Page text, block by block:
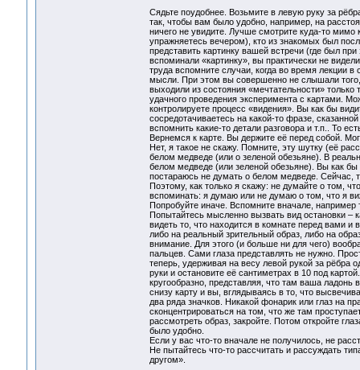
Сядьте поудобнее. Возьмите в левую руку за
так, чтобы вам было удобно, например, на
ничего не увидите. Лучше смотрите куда-то
упражняетесь вечером), кто из знакомых был
представить картинку вашей встречи (где был
вспоминали «картинку», вы практически не
труда вспомните случаи, когда во время лекции
мысли. При этом вы совершенно не слышали того,
выходили из состояния «мечтательности» только
удачного проведения эксперимента с картами.
контролируете процесс «видения». Вы как бы
сосредотачиваетесь на какой-то фразе,
вспомнить какие-то детали разговора и т.п.. То
Вернемся к карте. Вы держите её перед собой.
Нет, я такое не скажу. Помните, эту шутку (её
белом медведе (или о зеленой обезьяне). В
белом медведе (или зеленой обезьяне). Вы как
постараюсь не думать о белом медведе. Сейчас,
Поэтому, как только я скажу: не думайте о том,
вспоминать: я думаю или не думаю о том, что я
Попробуйте иначе. Вспомните вначале,
Попытайтесь мысленно вызвать вид остановки –
видеть то, что находится в комнате перед вами
либо на реальный зрительный образ, либо на
внимание. Для этого (и больше ни для чего)
пальцев. Сами глаза представлять не нужно.
теперь, удерживая на весу левой рукой за рёбра
руки и остановите её сантиметрах в 10 под
кругообразно, представляя, что там ваша
снизу карту и вы, вглядываясь в то, что
два ряда значков. Никакой фонарик или глаз на
сконцентрироваться на том, что же там
рассмотреть образ, закройте. Потом откройте
было удобно.
Если у вас что-то вначале не получилось, не
Не пытайтесь что-то рассчитать и рассуждать
другом».